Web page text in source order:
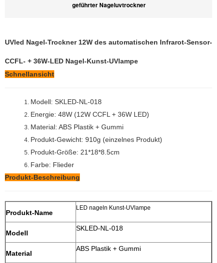
geführter Nageluvtrockner
UVled Nagel-Trockner 12W des automatischen Infrarot-Sensor-
CCFL- + 36W-LED Nagel-Kunst-UVlampe
Schnellansicht
1. Modell: SKLED-NL-018
2. Energie: 48W (12W CCFL + 36W LED)
3. Material: ABS Plastik + Gummi
4. Produkt-Gewicht: 910g (einzelnes Produkt)
5. Produkt-Größe: 21*18*8.5cm
6. Farbe: Flieder
Produkt-Beschreibung
Produkt-Name
LED nageln Kunst-UVlampe
Modell
SKLED-NL-018
Material
ABS Plastik + Gummi